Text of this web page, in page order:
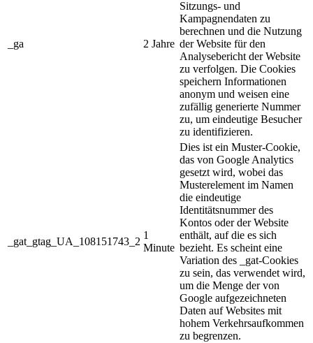
_ga 2 Jahre
Sitzungs- und
Kampagnendaten zu
berechnen und die Nutzung
der Website für den
Analysebericht der Website
zu verfolgen. Die Cookies
speichern Informationen
anonym und weisen eine
zufällig generierte Nummer
zu, um eindeutige Besucher
zu identifizieren.
_gat_gtag_UA_108151743_2
1
Minute
Dies ist ein Muster-Cookie,
das von Google Analytics
gesetzt wird, wobei das
Musterelement im Namen
die eindeutige
Identitätsnummer des
Kontos oder der Website
enthält, auf die es sich
bezieht. Es scheint eine
Variation des _gat-Cookies
zu sein, das verwendet wird,
um die Menge der von
Google aufgezeichneten
Daten auf Websites mit
hohem Verkehrsaufkommen
zu begrenzen.